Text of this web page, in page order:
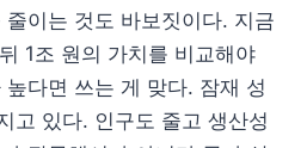
이는 것도 바보짓이다. 지금
1조 원의 가치를 비교해야
다면 쓰는 게 맞다. 잠재 성
고 있다. 인구도 줄고 생산성